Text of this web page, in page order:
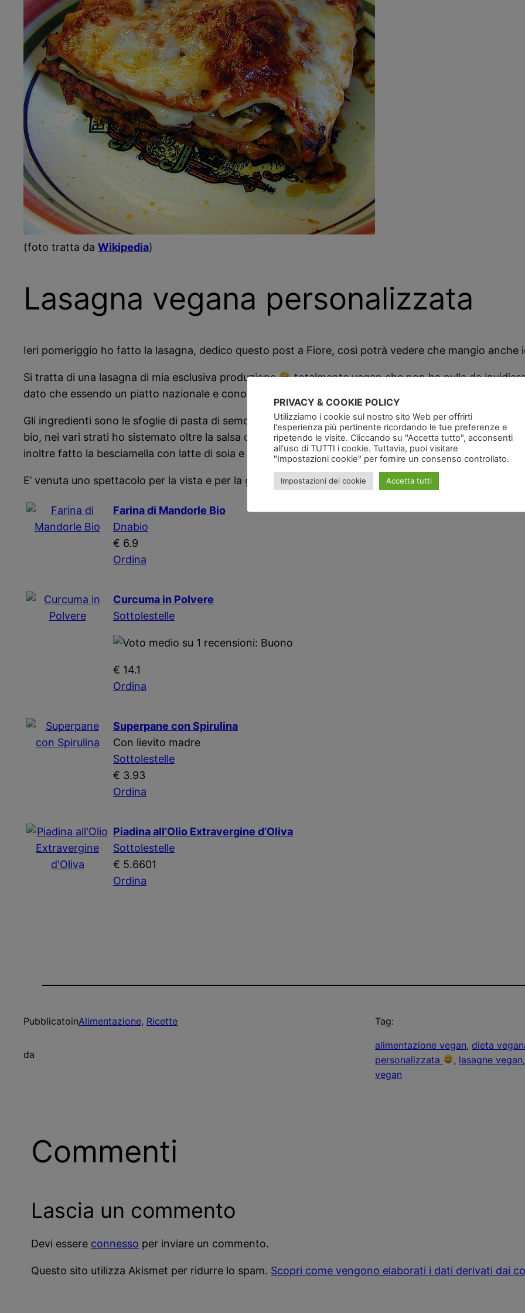
(foto tratta da Wikipedia)
Lasagna vegana personalizzata
Ieri pomeriggio ho fatto la lasagna, dedico questo post a Fiore, così potrà vedere che mangio anche
Si tratta di una lasagna di mia esclusiva produzione
totalmente vegan che non ha nulla da
dato che essendo un piatto nazionale e conosciutissimo la ricetta la sanno a memoria anche i gatti.
Gli ingredienti sono le sfoglie di pasta di semola di grano duro, poi una salsa di pomodorini ciliegino
bio, nei vari strati ho sistemato oltre la salsa di pomodoro un ripieno di melanzane e carote tagliate
inoltre fatto la besciamella con latte di soia e farina integrale, insomma la lasagnona veganissima
E’ venuta uno spettacolo per la vista e per la gola preparata per quattro persone al costo totale di
Farina di Mandorle Bio
Dnabio
€ 6.9
Ordina
Curcuma in Polvere
Sottolestelle
€ 14.1
Ordina
Superpane con Spirulina
Con lievito madre
Sottolestelle
€ 3.93
Ordina
Piadina all’Olio Extravergine d’Oliva
Sottolestelle
€ 5.6601
Ordina
PubblicatoinAlimentazione, Ricette
da
Tag:
alimentazione vegan, dieta
personalizzata
, lasagne vegan,
vegan
Commenti
Lascia un commento
Devi essere connesso per inviare un commento.
Questo sito utilizza Akismet per ridurre lo spam. Scopri come vengono elaborati i dati derivati dai
PRIVACY & COOKIE POLICY
Utilizziamo i cookie sul nostro sito Web per offrirti
l'esperienza più pertinente ricordando le tue preferenze e
ripetendo le visite. Cliccando su "Accetta tutto", acconsenti
all'uso di TUTTI i cookie. Tuttavia, puoi visitare
"Impostazioni cookie" per fornire un consenso controllato.
Impostazioni dei cookie Accetta tutti